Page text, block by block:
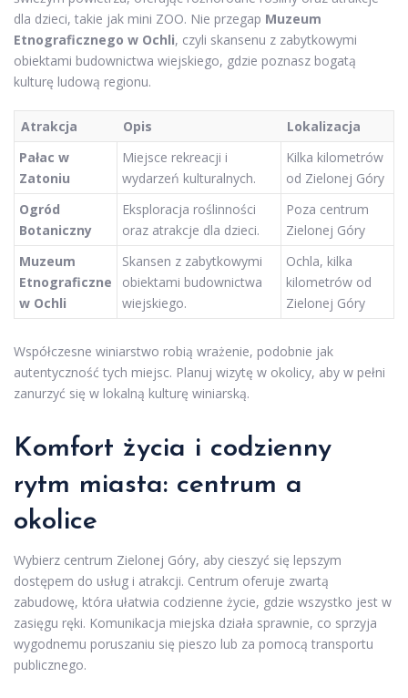
dla dzieci, takie jak mini ZOO. Nie przegap Muzeum
Etnograficznego w Ochli, czyli skansenu z zabytkowymi
obiektami budownictwa wiejskiego, gdzie poznasz bogatą
kulturę ludową regionu.
Atrakcja Opis
Lokalizacja
Pałac w
Zatoniu
Miejsce rekreacji i
wydarzeń kulturalnych.
Kilka kilometrów
od Zielonej Góry
Ogród
Botaniczny
Eksploracja roślinności
oraz atrakcje dla dzieci.
Poza centrum
Zielonej Góry
Muzeum
Etnograficzne
w Ochli
Skansen z zabytkowymi
obiektami budownictwa
wiejskiego.
Ochla, kilka
kilometrów od
Zielonej Góry
Współczesne winiarstwo robią wrażenie, podobnie jak
autentyczność tych miejsc. Planuj wizytę w okolicy, aby w pełni
zanurzyć się w lokalną kulturę winiarską.
Komfort życia i codzienny
rytm miasta: centrum a
okolice
Wybierz centrum Zielonej Góry, aby cieszyć się lepszym
dostępem do usług i atrakcji. Centrum oferuje zwartą
zabudowę, która ułatwia codzienne życie, gdzie wszystko jest w
zasięgu ręki. Komunikacja miejska działa sprawnie, co sprzyja
wygodnemu poruszaniu się pieszo lub za pomocą transportu
publicznego.